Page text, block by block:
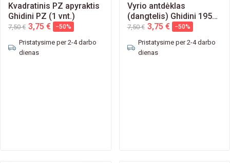
Kvadratinis PZ apyraktis
Ghidini PZ (1 vnt.)
7,50 € 3,75 € −50%
Pristatysime per 2-4 darbo
dienas
Vyrio antdėklas
(dangtelis) Ghidini 195B
14mm
7,50 € 3,75 € −50%
Pristatysime per 2-4 darbo
dienas